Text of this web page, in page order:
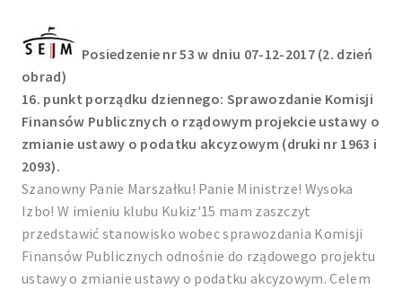
Posiedzenie nr 53 w dniu 07-12-2017 (2. dzień
obrad)
16. punkt porządku dziennego: Sprawozdanie Komisji
Finansów Publicznych o rządowym projekcie ustawy o
zmianie ustawy o podatku akcyzowym (druki nr 1963 i
2093).
Szanowny Panie Marszałku! Panie Ministrze! Wysoka
Izbo! W imieniu klubu Kukiz'15 mam zaszczyt
przedstawić stanowisko wobec sprawozdania Komisji
Finansów Publicznych odnośnie do rządowego projektu
ustawy o zmianie ustawy o podatku akcyzowym. Celem